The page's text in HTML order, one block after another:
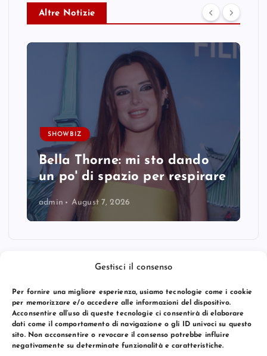
Gestisci il consenso
Per fornire una migliore esperienza, usiamo tecnologie come i cookie
per memorizzare e/o accedere alle informazioni del dispositivo.
Acconsentire all’uso di queste tecnologie ci consentirà di elaborare
dati come il comportamento di navigazione o gli ID univoci su questo
sito. Non acconsentire o revocare il consenso potrebbe influire
negativamente su determinate funzionalità e caratteristiche.
Altre Notizie
SHOWBIZ
Bella Thorne: mi sto dando
un po' di spazio per respirare
admin August 7, 2026